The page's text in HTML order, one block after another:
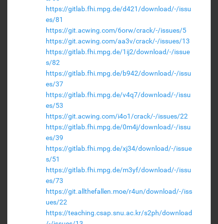
https://gitlab.fhi.mpg.de/d421/download/-/issu
es/81
https://git.acwing.com/6orw/crack/-/issues/5
https://git.acwing.com/aa3v/crack/-/issues/13
https://gitlab.fhi.mpg.de/1ij2/download/-/issue
s/82
https://gitlab.fhi.mpg.de/b942/download/-/issu
es/37
https://gitlab.fhi.mpg.de/v4q7/download/-/issu
es/53
https://git.acwing.com/i4o1/crack/-/issues/22
https://gitlab.fhi.mpg.de/0m4j/download/-/issu
es/39
https://gitlab.fhi.mpg.de/xj34/download/-/issue
s/51
https://gitlab.fhi.mpg.de/m3yf/download/-/issu
es/73
https://git.allthefallen.moe/r4un/download/-/iss
ues/22
https://teaching.csap.snu.ac.kr/s2ph/download